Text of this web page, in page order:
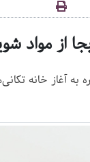
از مواد
به آغاز خانه